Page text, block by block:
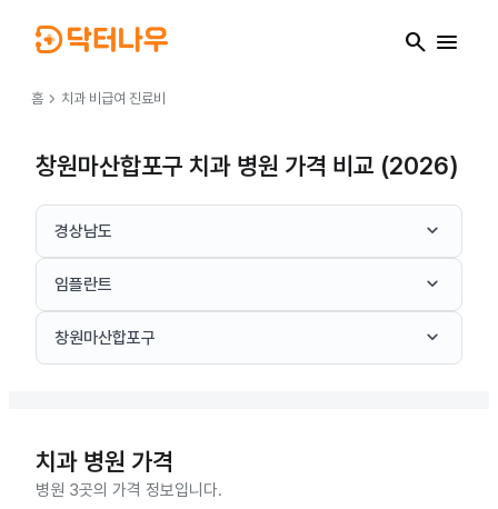
search menu
홈 chevron_right 치과 비급여 진료비
창원마산합포구 치과 병원 가격 비교 (2026)
경상남도 keyboard_arrow_down
임플란트 keyboard_arrow_down
창원마산합포구 keyboard_arrow_down
치과 병원 가격
병원 3곳의 가격 정보입니다.